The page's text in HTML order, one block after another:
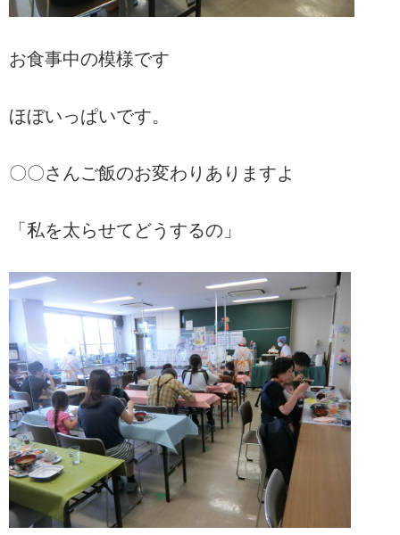
お食事中の模様です
ほぼいっぱいです。
〇〇さんご飯のお変わりありますよ
「私を太らせてどうするの」